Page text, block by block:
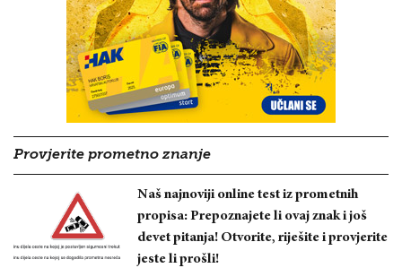
Provjerite prometno znanje
Naš najnoviji online test iz prometnih
propisa: Prepoznajete li ovaj znak i još
devet pitanja! Otvorite, riješite i provjerite
jeste li prošli!